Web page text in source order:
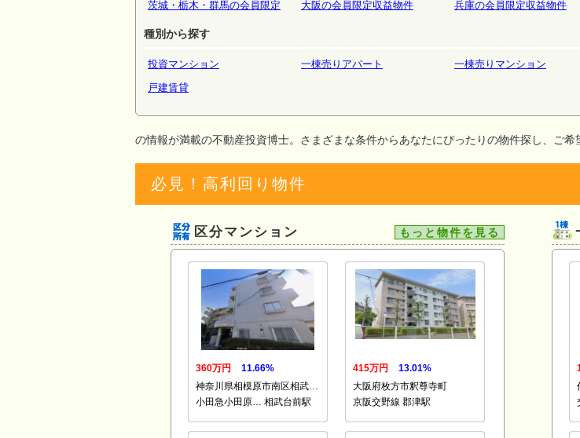
茨城・栃木・群馬の会員限定
大阪の会員限定収益物件 兵庫の会員限定収益物件
種別から探す
投資マンション 一棟売りアパート 一棟売りマンション
戸建賃貸
の情報が満載の不動産投資博士。さまざまな条件からあなたにぴったりの物件探し、ご希
必見！高利回り物件
区分マンション もっと物件を見る
360万円
11.66%
神奈川県相模原市南区相武…
小田急小田原… 相武台前駅
415万円
13.01%
大阪府枚方市釈尊寺町
京阪交野線 郡津駅